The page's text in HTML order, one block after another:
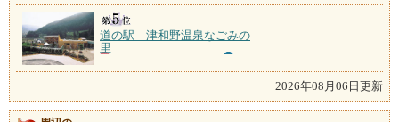
道の駅 津和野温泉なごみの
里
2026年08月06日更新